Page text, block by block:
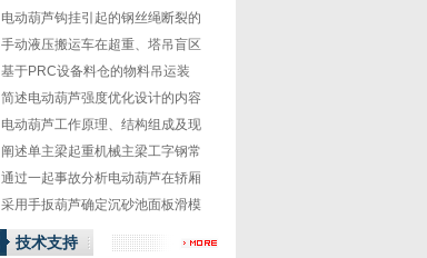
电动葫芦钩挂引起的钢丝绳断裂的
手动液压搬运车在超重、塔吊盲区
基于PRC设备料仓的物料吊运装
简述电动葫芦强度优化设计的内容
电动葫芦工作原理、结构组成及现
阐述单主梁起重机械主梁工字钢常
通过一起事故分析电动葫芦在轿厢
采用手扳葫芦确定沉砂池面板滑模
技术支持